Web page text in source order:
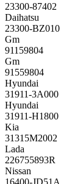
23300-87402
Daihatsu
23300-BZ010
Gm
91159804
Gm
91559804
Hyundai
31911-3A000
Hyundai
31911-H1800
Kia
31315M2002
Lada
226755893R
Nissan
16400-JD51A